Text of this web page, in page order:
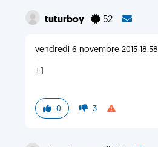
tuturboy 52
vendredi 6 novembre 2015 18:58
+1
0 3